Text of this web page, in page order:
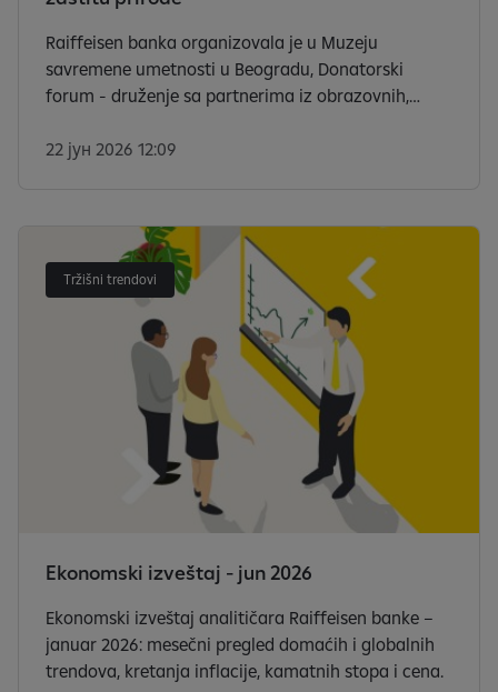
Raiffeisen banka organizovala je u Muzeju
savremene umetnosti u Beogradu, Donatorski
forum - druženje sa partnerima iz obrazovnih,
22 јун 2026 12:09
Tržišni trendovi
Ekonomski izveštaj - jun 2026
Ekonomski izveštaj analitičara Raiffeisen banke –
januar 2026: mesečni pregled domaćih i globalnih
trendova, kretanja inflacije, kamatnih stopa i cena.